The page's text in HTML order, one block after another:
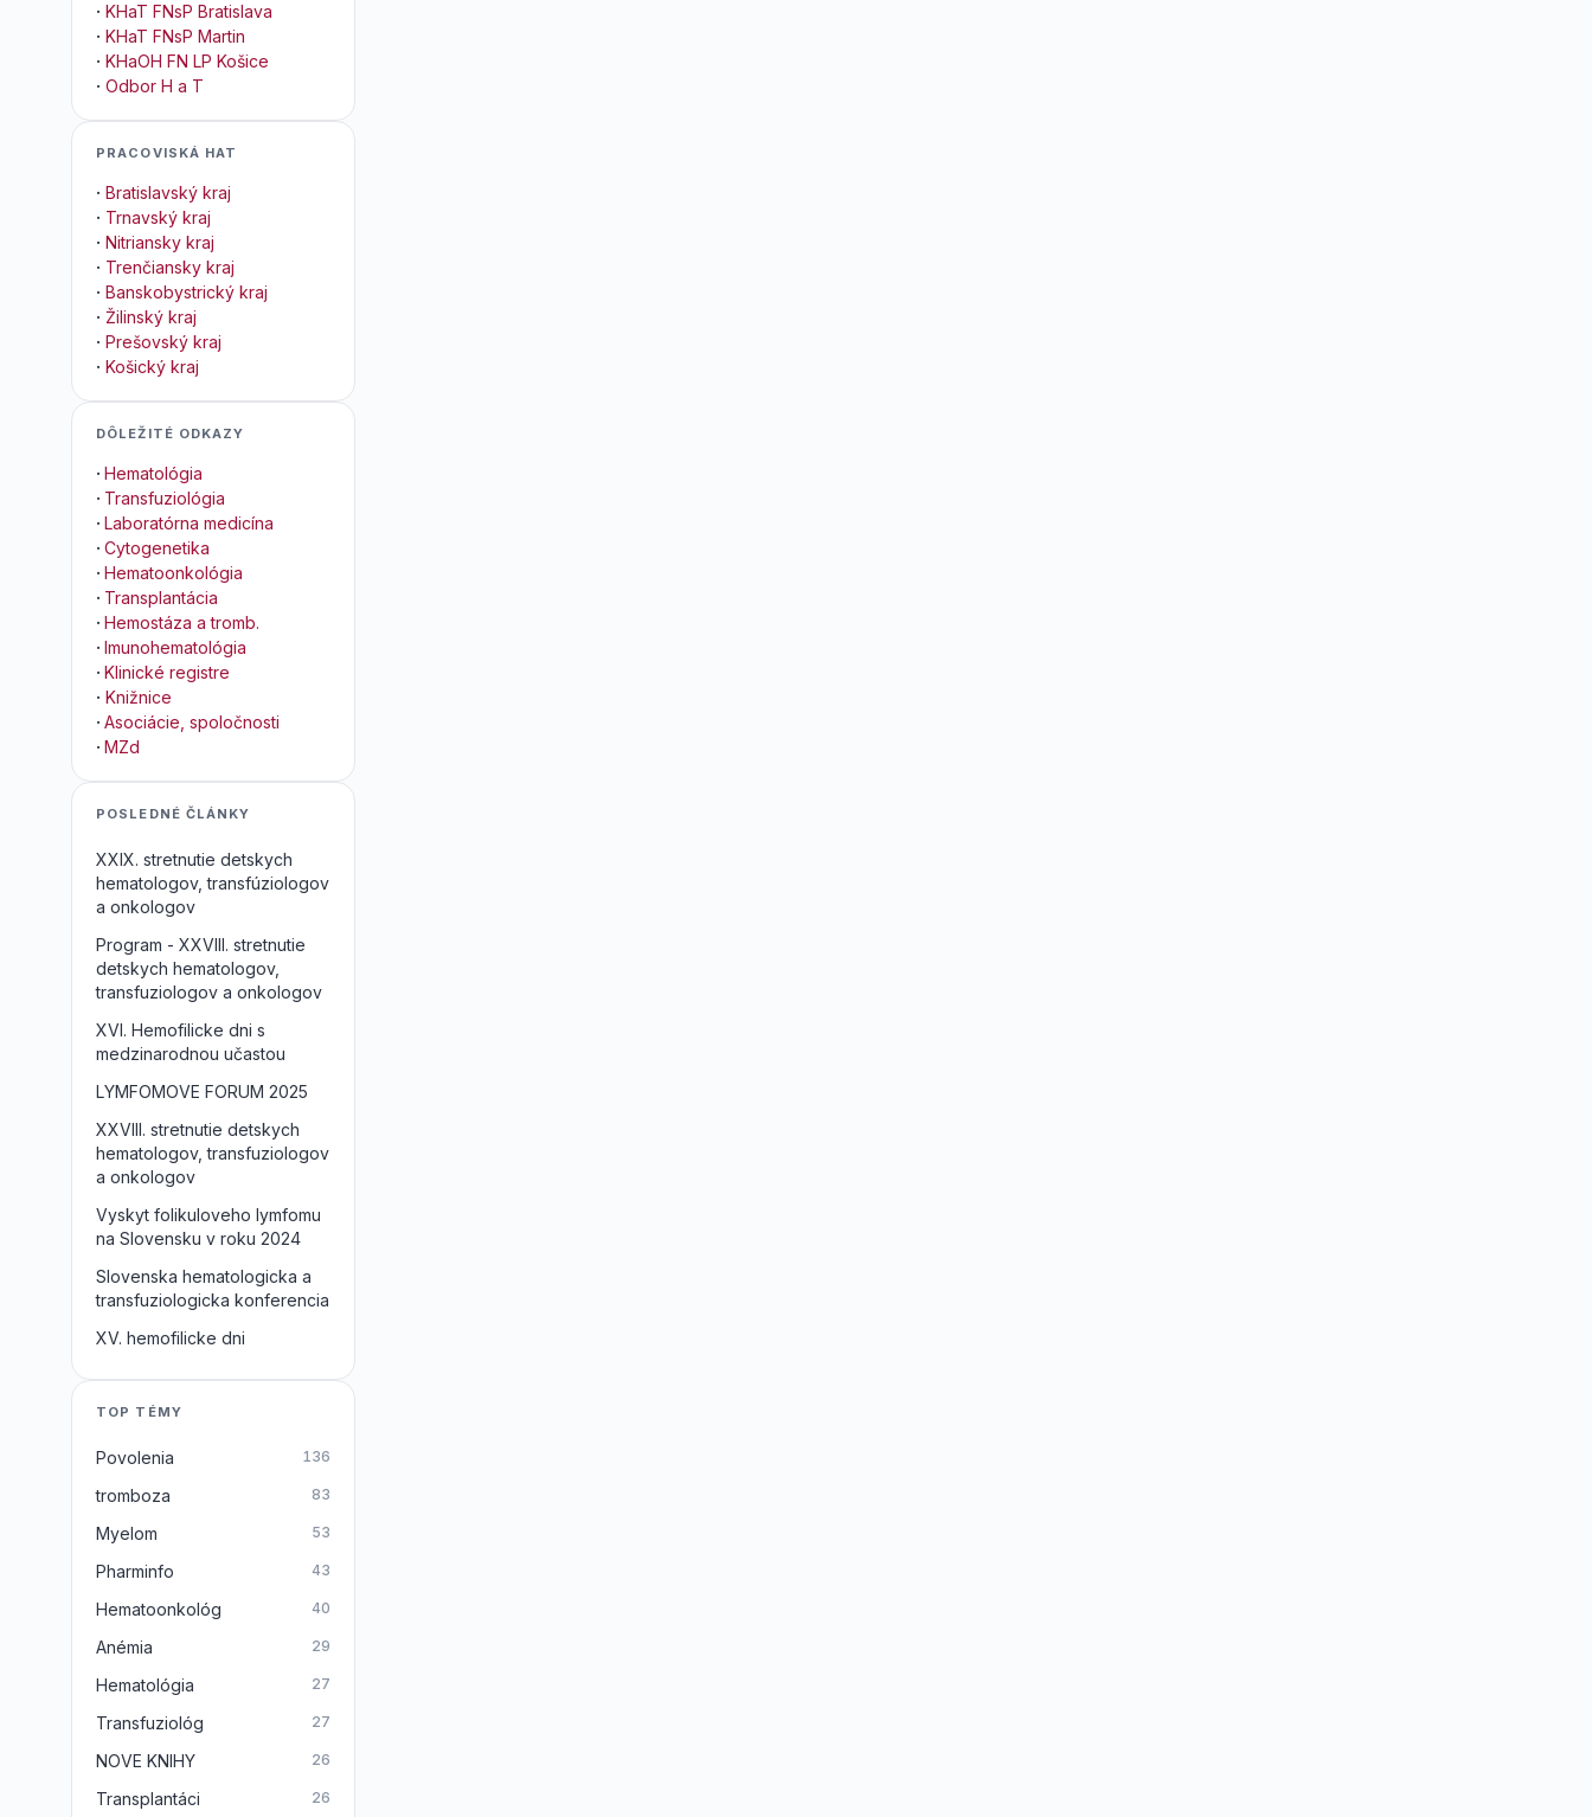
· KHaT FNsP Bratislava
· KHaT FNsP Martin
· KHaOH FN LP Košice
· Odbor H a T
PRACOVISKÁ HAT
· Bratislavský kraj
· Trnavský kraj
· Nitriansky kraj
· Trenčiansky kraj
· Banskobystrický kraj
· Žilinský kraj
· Prešovský kraj
· Košický kraj
DÔLEŽITÉ ODKAZY
· Hematológia
· Transfuziológia
· Laboratórna medicína
· Cytogenetika
· Hematoonkológia
· Transplantácia
· Hemostáza a tromb.
· Imunohematológia
· Klinické registre
· Knižnice
· Asociácie, spoločnosti
· MZd
POSLEDNÉ ČLÁNKY
XXIX. stretnutie detskych
hematologov, transfúziologov
a onkologov
Program - XXVIII. stretnutie
detskych hematologov,
transfuziologov a onkologov
XVI. Hemofilicke dni s
medzinarodnou učastou
LYMFOMOVE FORUM 2025
XXVIII. stretnutie detskych
hematologov, transfuziologov
a onkologov
Vyskyt folikuloveho lymfomu
na Slovensku v roku 2024
Slovenska hematologicka a
transfuziologicka konferencia
XV. hemofilicke dni
TOP TÉMY
Povolenia 136
tromboza 83
Myelom 53
Pharminfo 43
Hematoonkológ 40
Anémia 29
Hematológia 27
Transfuziológ 27
NOVE KNIHY 26
Transplantáci 26